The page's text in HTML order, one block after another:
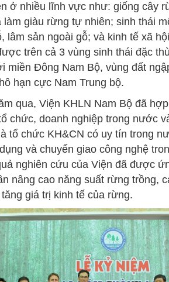
ở nhiều lĩnh vực như: giống cây
làm giàu rừng tự nhiên; sinh thái
lâm sản ngoài gỗ; và kinh tế xã
trên cả 3 vùng sinh thái đặc
miền Đông Nam Bộ, vùng đất
hạn cực Nam Trung bộ.
qua, Viện KHLN Nam Bộ đã
chức, doanh nghiệp trong nước
tổ chức KH&CN có uy tín trong
và chuyển giao công nghệ
nghiên cứu của Viện đã được
nâng cao năng suất rừng trồng,
giá trị kinh tế của rừng.